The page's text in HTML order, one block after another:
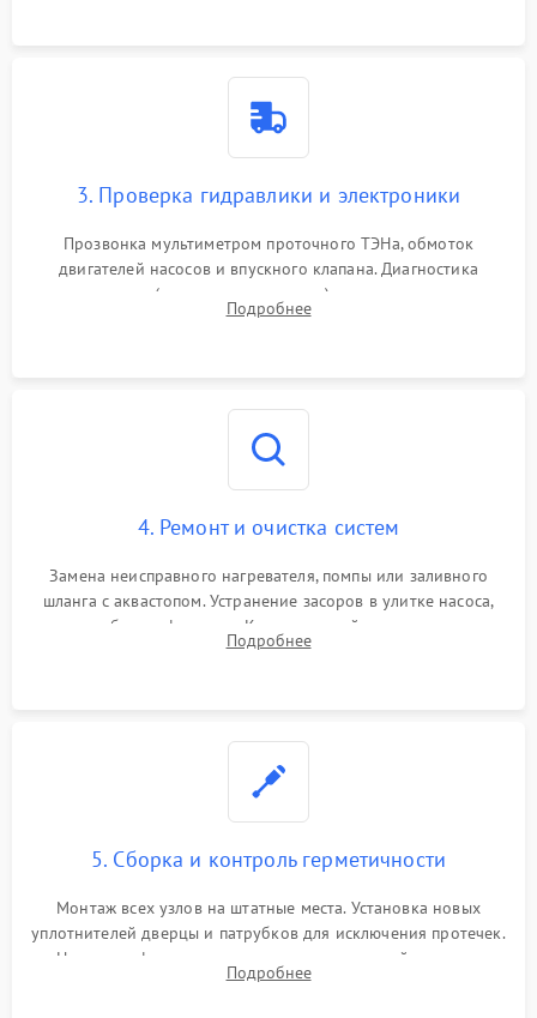
3. Проверка гидравлики и электроники
Прозвонка мультиметром проточного ТЭНа, обмоток
двигателей насосов и впускного клапана. Диагностика
прессостата (датчика уровня воды), датчика мутности,
концевика дверцы и электронного модуля управления.
Подробнее
4. Ремонт и очистка систем
Замена неисправного нагревателя, помпы или заливного
шланга с аквастопом. Устранение засоров в улитке насоса,
патрубках и фильтрах. Компонентный ремонт платы
управления, восстановление поврежденной проводки.
Подробнее
5. Сборка и контроль герметичности
Монтаж всех узлов на штатные места. Установка новых
уплотнителей дверцы и патрубков для исключения протечек.
Надежная фиксация хомутов гидравлической системы,
сборка корпуса и установка датчика поплавка.
Подробнее